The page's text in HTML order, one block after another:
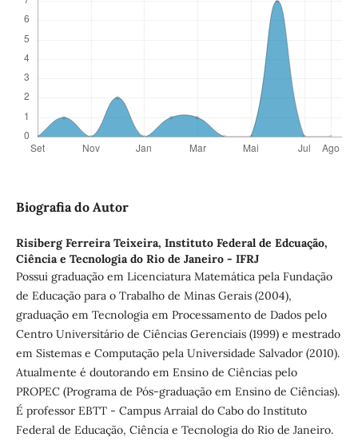
Biografia do Autor
Risiberg Ferreira Teixeira, Instituto Federal de Edcuação,
Ciência e Tecnologia do Rio de Janeiro - IFRJ
Possui graduação em Licenciatura Matemática pela Fundação
de Educação para o Trabalho de Minas Gerais (2004),
graduação em Tecnologia em Processamento de Dados pelo
Centro Universitário de Ciências Gerenciais (1999) e mestrado
em Sistemas e Computação pela Universidade Salvador (2010).
Atualmente é doutorando em Ensino de Ciências pelo
PROPEC (Programa de Pós-graduação em Ensino de Ciências).
É professor EBTT - Campus Arraial do Cabo do Instituto
Federal de Educação, Ciência e Tecnologia do Rio de Janeiro.